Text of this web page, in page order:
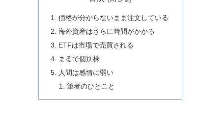
価格が分からないまま注文している
海外資産はさらに時間がかかる
ETFは市場で売買される
まるで個別株
人間は感情に弱い
筆者のひとこと